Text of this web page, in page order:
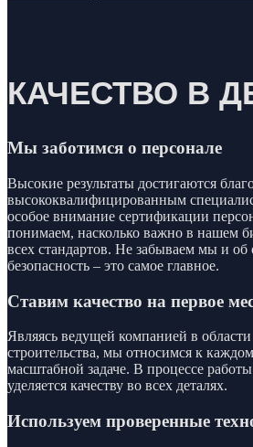
КАЧЕСТВО В
Мы заботимся о персонале
Высокие результаты достигаются
высококвалифицированным
особое внимание сертификации
понимаем, насколько важно в нашем
всех стандартов. Не забываем мы и об
безопасность – это самое главное.
Ставим качество на первое
Являясь ведущей компанией в
строительства, мы относимся к
масштабной задаче. В процессе
уделяется качеству во всех деталях.
Используем проверенные